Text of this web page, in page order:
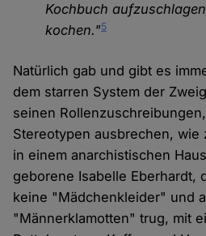
Kochbuch
kochen."5
Natürlich gab und gibt es
dem starren System der
seinen
Stereotypen ausbrechen, wie
in einem anarchistischen
geborene Isabelle Eberhardt,
keine "Mädchenkleider" und
"Männerklamotten" trug, mit